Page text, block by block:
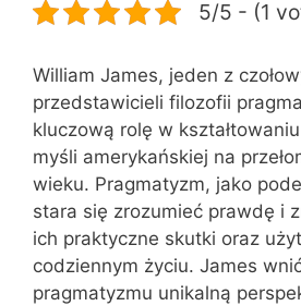
5/5 - (1
William James, jeden z
przedstawicieli filozofii
kluczową rolę w
myśli amerykańskiej na
wieku. Pragmatyzm, jako
stara się zrozumieć prawdę i
ich praktyczne skutki oraz
codziennym życiu. James
pragmatyzmu unikalną